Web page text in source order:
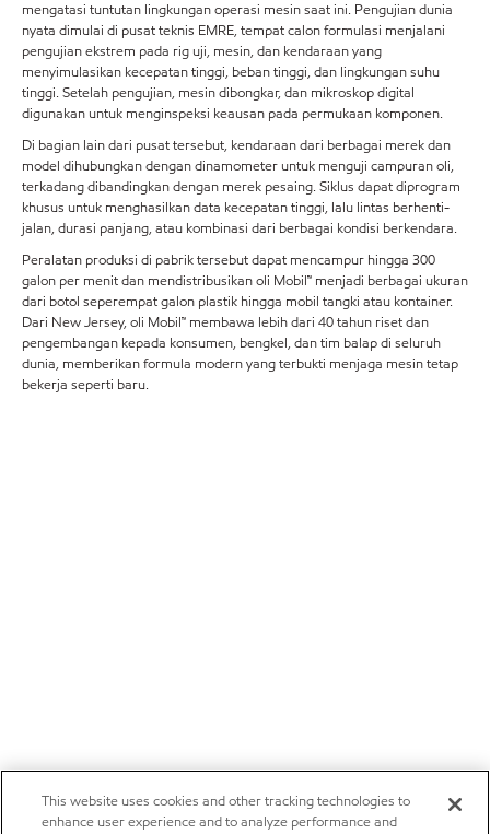
mengatasi tuntutan lingkungan operasi mesin saat ini. Pengujian dunia
nyata dimulai di pusat teknis EMRE, tempat calon formulasi menjalani
pengujian ekstrem pada rig uji, mesin, dan kendaraan yang
menyimulasikan kecepatan tinggi, beban tinggi, dan lingkungan suhu
tinggi. Setelah pengujian, mesin dibongkar, dan mikroskop digital
digunakan untuk menginspeksi keausan pada permukaan komponen.
Di bagian lain dari pusat tersebut, kendaraan dari berbagai merek dan
model dihubungkan dengan dinamometer untuk menguji campuran oli,
terkadang dibandingkan dengan merek pesaing. Siklus dapat diprogram
khusus untuk menghasilkan data kecepatan tinggi, lalu lintas berhenti-
jalan, durasi panjang, atau kombinasi dari berbagai kondisi berkendara.
Peralatan produksi di pabrik tersebut dapat mencampur hingga 300
galon per menit dan mendistribusikan oli Mobil™ menjadi berbagai ukuran
dari botol seperempat galon plastik hingga mobil tangki atau kontainer.
Dari New Jersey, oli Mobil™ membawa lebih dari 40 tahun riset dan
pengembangan kepada konsumen, bengkel, dan tim balap di seluruh
dunia, memberikan formula modern yang terbukti menjaga mesin tetap
bekerja seperti baru.
This website uses cookies and other tracking technologies to
enhance user experience and to analyze performance and